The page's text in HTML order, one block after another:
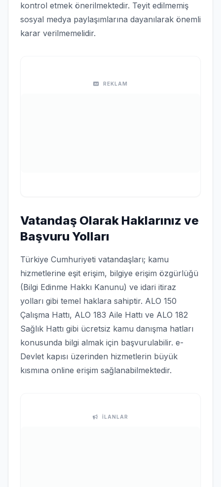
kontrol etmek önerilmektedir. Teyit edilmemiş
sosyal medya paylaşımlarına dayanılarak önemli
karar verilmemelidir.
REKLAM
Vatandaş Olarak Haklarınız ve
Başvuru Yolları
Türkiye Cumhuriyeti vatandaşları; kamu
hizmetlerine eşit erişim, bilgiye erişim özgürlüğü
(Bilgi Edinme Hakkı Kanunu) ve idari itiraz
yolları gibi temel haklara sahiptir. ALO 150
Çalışma Hattı, ALO 183 Aile Hattı ve ALO 182
Sağlık Hattı gibi ücretsiz kamu danışma hatları
konusunda bilgi almak için başvurulabilir. e-
Devlet kapısı üzerinden hizmetlerin büyük
kısmına online erişim sağlanabilmektedir.
İLANLAR